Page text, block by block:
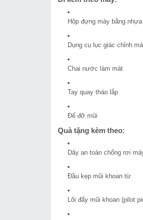
Hộp đựng máy bằng
Dụng cụ lục giác chỉnh
Chai nước làm mát
Tay quay tháo lắp
Đế đỡ mũi
Quà tặng kèm theo:
Dây an toàn chống rơi
Đầu kẹp mũi khoan từ
Lõi đẩy mũi khoan (pilot